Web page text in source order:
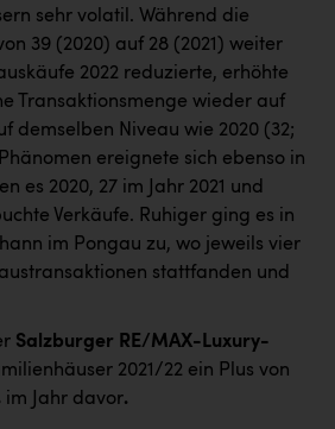
sehr volatil. Während die
39 (2020) auf 28 (2021) weiter
2022 reduzierte, erhöhte
Transaktionsmenge wieder auf
demselben Niveau wie 2020 (32;
ereignete sich ebenso in
es 2020, 27 im Jahr 2021 und
Verkäufe. Ruhiger ging es in
im Pongau zu, wo jeweils vier
stattfanden und
Salzburger RE/MAX-Luxury-
2021/22 ein Plus von
im Jahr davor.